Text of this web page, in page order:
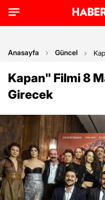
Anasayfa Güncel
Kapan" Filmi 8
Girecek